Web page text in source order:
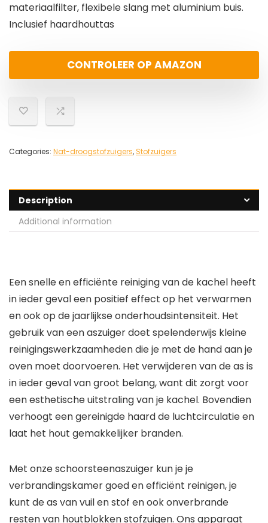
materiaalfilter, flexibele slang met aluminium buis.
Inclusief haardhouttas
CONTROLEER OP AMAZON
Categories: Nat-droogstofzuigers, Stofzuigers
Description
Additional information
Een snelle en efficiënte reiniging van de kachel heeft
in ieder geval een positief effect op het verwarmen
en ook op de jaarlijkse onderhoudsintensiteit. Het
gebruik van een aszuiger doet spelenderwijs kleine
reinigingswerkzaamheden die je met de hand aan je
oven moet doorvoeren. Het verwijderen van de as is
in ieder geval van groot belang, want dit zorgt voor
een esthetische uitstraling van je kachel. Bovendien
verhoogt een gereinigde haard de luchtcirculatie en
laat het hout gemakkelijker branden.
Met onze schoorsteenaszuiger kun je je
verbrandingskamer goed en efficiënt reinigen, je
kunt de as van vuil en stof en ook onverbrande
resten van houtblokken stofzuigen. Ons apparaat